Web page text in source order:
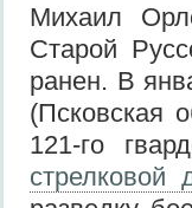
Михаил
Старой
ранен. В
(Псковская
121-го
стрелковой